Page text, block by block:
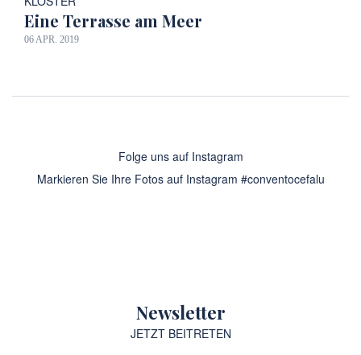
Eine Terrasse am Meer
06 APR. 2019
Folge uns auf Instagram
Markieren Sie Ihre Fotos auf Instagram #conventocefalu
Newsletter
JETZT BEITRETEN